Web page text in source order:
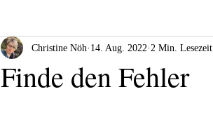
Finde den Fehler
Christine Nöh 14. Aug. 2022 2 Min. Lesezeit